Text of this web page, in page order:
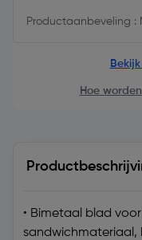
Productaanbeveling :
Hoe
• Bimetaal blad
sandwichmateriaal,